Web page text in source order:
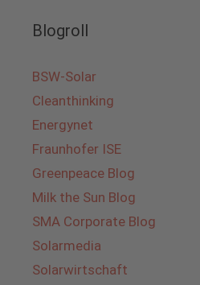
Blogroll
BSW-Solar
Cleanthinking
Energynet
Fraunhofer ISE
Greenpeace Blog
Milk the Sun Blog
SMA Corporate Blog
Solarmedia
Solarwirtschaft